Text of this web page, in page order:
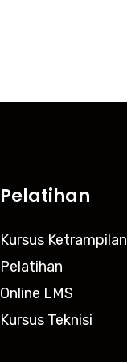
Pelatihan
Kursus Ketrampilan
Pelatihan
Online LMS
Kursus Teknisi